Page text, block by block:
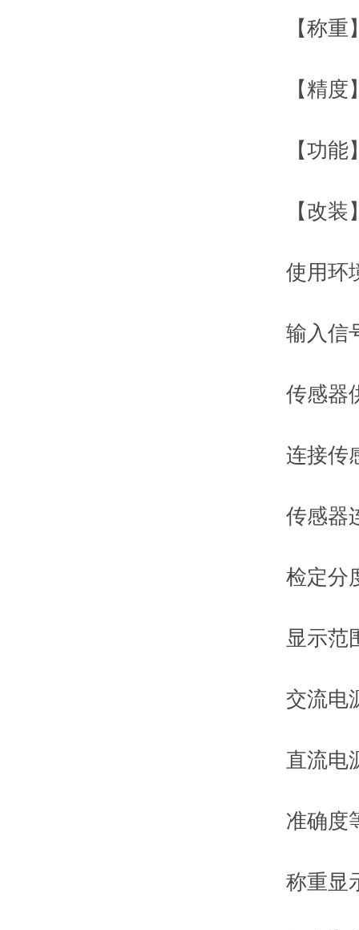
【称重】
【精度】
【功能】
【改装】
使用环
输入信号
传感器供
连接传感
传感器连
检定分度
显示范围
交流电源
直流电源
准确度等
称重显示